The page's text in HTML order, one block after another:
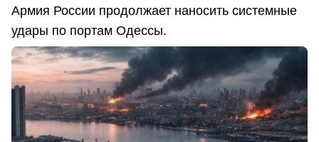
Армия России продолжает наносить системные
удары по портам Одессы.